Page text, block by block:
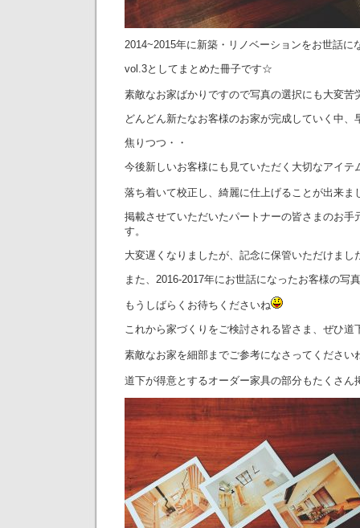
2014~2015年に新築・リノベーションをお世話に
vol.3としてまとめた冊子です☆
素敵なお家ばかりですので写真の選択にも大変苦
どんどん新たなお客様のお家が完成していく中、
焦りつつ・・
今後新しいお客様にも見ていただく大切なアイテ
落ち着いて校正し、綺麗に仕上げることが出来ま
掲載させていただいたパートナーの皆さまのお手
す。
大変遅くなりましたが、記念に保管いただけまし
また、2016-2017年にお世話になったお客様の写
もうしばらくお待ちくださいね
これから家づくりをご検討される皆さま、ぜひ道
素敵なお家を細部までご参考になさってください
道下が得意とするオーダー家具の部分もたくさん